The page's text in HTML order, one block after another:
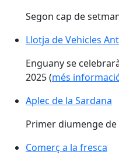
Segon cap de
Llotja de Vehicles
Enguany se
2025 (més
Aplec de la Sardana
Aplec de la Sardana
Primer diumenge de
Comerç a la fresca
Comerç a la fresca